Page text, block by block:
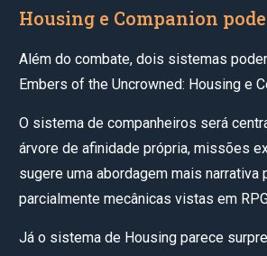
Housing e Companion
Além do combate, dois sistemas
Embers of the Uncrowned: Housing e
O sistema de companheiros será
árvore de afinidade própria, missões
sugere uma abordagem mais
parcialmente mecânicas vistas em
Já o sistema de Housing parece